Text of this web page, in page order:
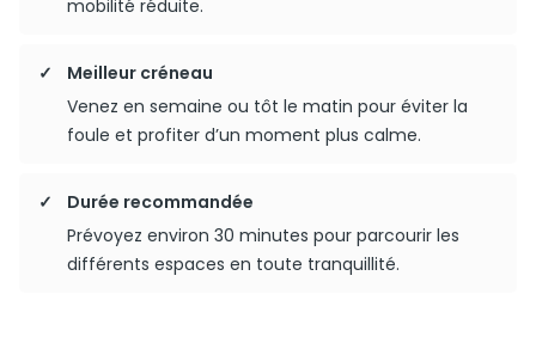
mobilité réduite.
Meilleur créneau
Venez en semaine ou tôt le matin pour éviter la
foule et profiter d’un moment plus calme.
Durée recommandée
Prévoyez environ 30 minutes pour parcourir les
différents espaces en toute tranquillité.